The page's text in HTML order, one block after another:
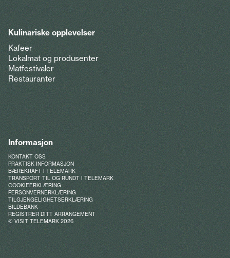
Kulinariske opplevelser
Kafeer
Lokalmat og produsenter
Matfestivaler
Restauranter
Informasjon
KONTAKT OSS
PRAKTISK INFORMASJON
BÆREKRAFT I TELEMARK
TRANSPORT TIL OG RUNDT I TELEMARK
COOKIEERKLÆRING
PERSONVERNERKLÆRING
TILGJENGELIGHETSERKLÆRING
BILDEBANK
REGISTRER DITT ARRANGEMENT
© VISIT TELEMARK 2026